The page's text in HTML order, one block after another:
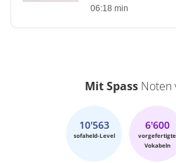
06:18 min
Mit SpassNoten
10'563
sofaheld-Level
6'600
vorgefertigte
Vokabeln